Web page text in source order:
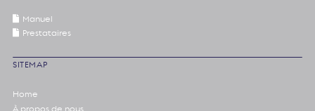
Manuel
Prestataires
SITEMAP
Home